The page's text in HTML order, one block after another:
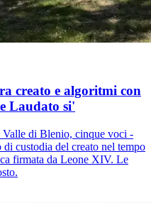
creato e algoritmi con
Laudato si'
Valle di Blenio, cinque voci -
custodia del creato nel tempo
firmata da Leone XIV. Le